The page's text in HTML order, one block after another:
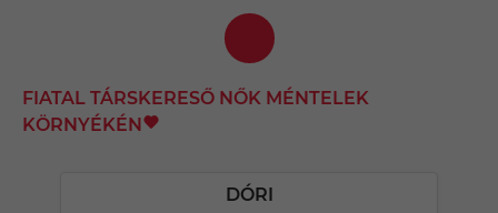
FIATAL TÁRSKERESŐ NŐK MÉNTELEK
KÖRNYÉKÉN
DÓRI